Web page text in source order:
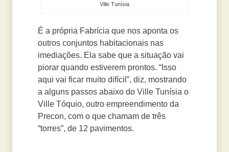
Ville Tunísia
É a própria Fabrícia que nos aponta os
outros conjuntos habitacionais nas
imediações. Ela sabe que a situação vai
piorar quando estiverem prontos. “Isso
aqui vai ficar muito difícil”, diz, mostrando
a alguns passos abaixo do Ville Tunísia o
Ville Tóquio, outro empreendimento da
Precon, com o que chamam de três
“torres”, de 12 pavimentos.